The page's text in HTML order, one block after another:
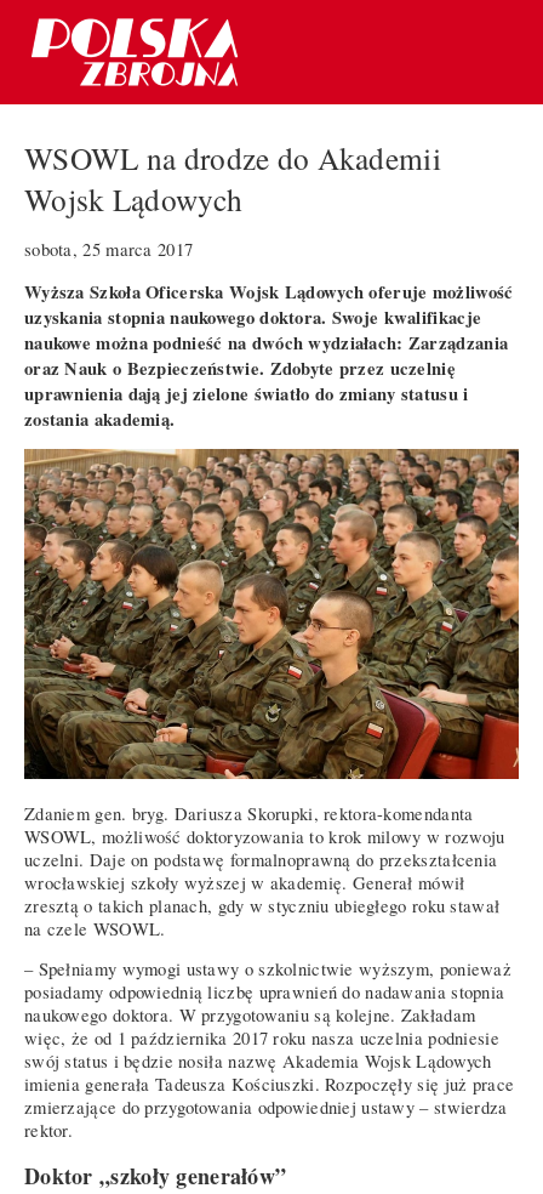
WSOWL na drodze do Akademii
Wojsk Lądowych
sobota, 25 marca 2017
Wyższa Szkoła Oficerska Wojsk Lądowych oferuje możliwość
uzyskania stopnia naukowego doktora. Swoje kwalifikacje
naukowe można podnieść na dwóch wydziałach: Zarządzania
oraz Nauk o Bezpieczeństwie. Zdobyte przez uczelnię
uprawnienia dają jej zielone światło do zmiany statusu i
zostania akademią.
Zdaniem gen. bryg. Dariusza Skorupki, rektora-komendanta
WSOWL, możliwość doktoryzowania to krok milowy w rozwoju
uczelni. Daje on podstawę formalnoprawną do przekształcenia
wrocławskiej szkoły wyższej w akademię. Generał mówił
zresztą o takich planach, gdy w styczniu ubiegłego roku stawał
na czele WSOWL.
– Spełniamy wymogi ustawy o szkolnictwie wyższym, ponieważ
posiadamy odpowiednią liczbę uprawnień do nadawania stopnia
naukowego doktora. W przygotowaniu są kolejne. Zakładam
więc, że od 1 października 2017 roku nasza uczelnia podniesie
swój status i będzie nosiła nazwę Akademia Wojsk Lądowych
imienia generała Tadeusza Kościuszki. Rozpoczęły się już prace
zmierzające do przygotowania odpowiedniej ustawy – stwierdza
rektor.
Doktor „szkoły generałów”